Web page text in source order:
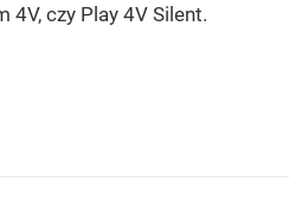
4V, czy Play 4V Silent.